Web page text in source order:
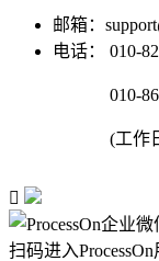
邮箱：
电话：
010-
010-
(工作

扫码进入